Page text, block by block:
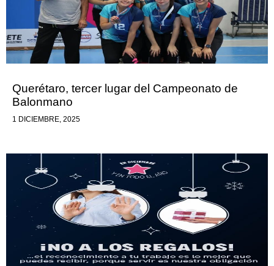
Querétaro, tercer lugar del Campeonato de
Balonmano
1 DICIEMBRE, 2025